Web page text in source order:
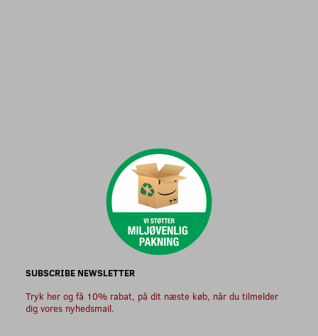
SUBSCRIBE NEWSLETTER
Tryk her og få 10% rabat, på dit næste køb, når du tilmelder
dig vores nyhedsmail.